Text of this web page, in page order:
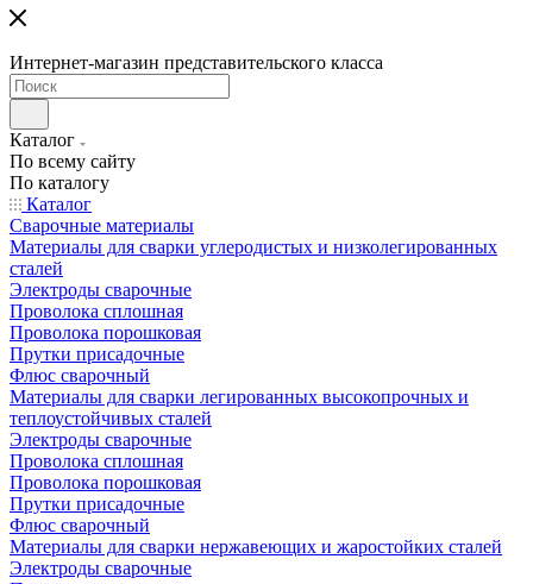
Интернет-магазин представительского класса
Каталог
По всему сайту
По каталогу
Каталог
Сварочные материалы
Материалы для сварки углеродистых и низколегированных
сталей
Электроды сварочные
Проволока сплошная
Проволока порошковая
Прутки присадочные
Флюс сварочный
Материалы для сварки легированных высокопрочных и
теплоустойчивых сталей
Электроды сварочные
Проволока сплошная
Проволока порошковая
Прутки присадочные
Флюс сварочный
Материалы для сварки нержавеющих и жаростойких сталей
Электроды сварочные